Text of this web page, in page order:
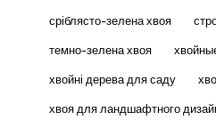
сріблясто-зелена хвоя
темно-зелена хвоя
хвойні дерева для саду
хвоя для ландшафтного